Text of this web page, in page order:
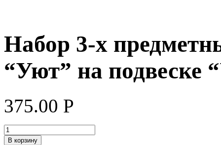
Набор 3-х
“Уют” на подвеске
375.00 Р
В корзину